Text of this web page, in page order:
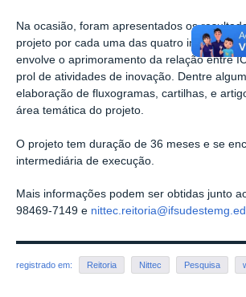
Na ocasião, foram apresentados os
projeto por cada uma das quatro
envolve o aprimoramento da relação entre
prol de atividades de inovação. Dentre
elaboração de fluxogramas, cartilhas, e
área temática do projeto.
O projeto tem duração de 36 meses e se
intermediária de execução.
Mais informações podem ser obtidas junto
98469-7149 e
registrado em: Reitoria Nittec Pesquisa